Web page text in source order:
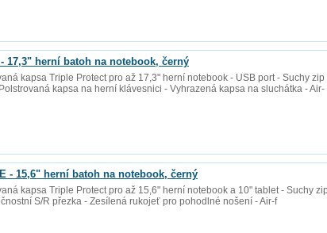
- 17,3" herní batoh na notebook, černý
kapsa Triple Protect pro až 17,3" herní notebook - USB port - Suchy
kapsa na herní klávesnici - Vyhrazená kapsa na sluchátka - Air-
- 15,6" herní batoh na notebook, černý
kapsa Triple Protect pro až 15,6" herní notebook a 10" tablet - Suchy
S/R přezka - Zesílená rukojeť pro pohodlné nošení - Air-f